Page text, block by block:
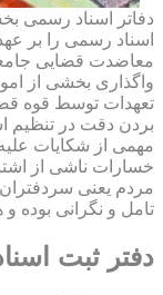
دفاتر اسناد رسمی
اسناد رسمی را بر
معاضدت قضایی
واگذاری بخشی از
تعهدات توسط قوه
بردن دقت در تنظیم
مهمی از شکایات
خسارات ناشی از
مردم یعنی
تامل و نگرانی بوده
دفتر ثبت